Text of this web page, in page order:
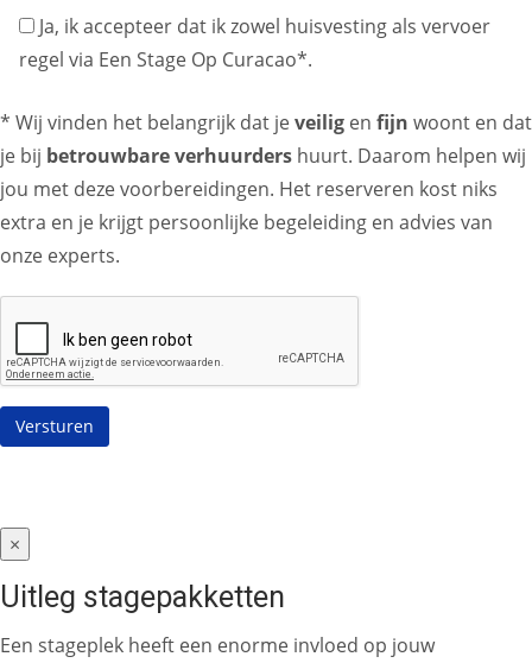
Ja, ik accepteer dat ik zowel huisvesting als vervoer
regel via Een Stage Op Curacao*.
* Wij vinden het belangrijk dat jeveilig en fijn woont en dat
je bij betrouwbare verhuurders huurt. Daarom helpen wij
jou met deze voorbereidingen. Het reserveren kost niks
extra en je krijgt persoonlijke begeleiding en advies van
onze experts.
×
Uitleg stagepakketten
Een stageplek heeft een enorme invloed op jouw